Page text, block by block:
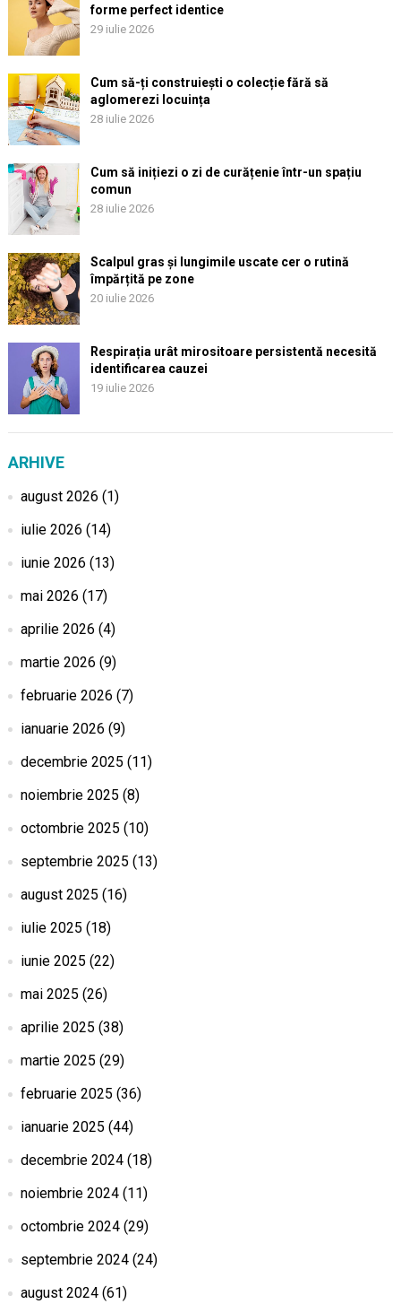
forme perfect identice
29 iulie 2026
Cum să-ți construiești o colecție fără să
aglomerezi locuința
28 iulie 2026
Cum să inițiezi o zi de curățenie într-un spațiu
comun
28 iulie 2026
Scalpul gras și lungimile uscate cer o rutină
împărțită pe zone
20 iulie 2026
Respirația urât mirositoare persistentă necesită
identificarea cauzei
19 iulie 2026
ARHIVE
august 2026 (1)
iulie 2026 (14)
iunie 2026 (13)
mai 2026 (17)
aprilie 2026 (4)
martie 2026 (9)
februarie 2026 (7)
ianuarie 2026 (9)
decembrie 2025 (11)
noiembrie 2025 (8)
octombrie 2025 (10)
septembrie 2025 (13)
august 2025 (16)
iulie 2025 (18)
iunie 2025 (22)
mai 2025 (26)
aprilie 2025 (38)
martie 2025 (29)
februarie 2025 (36)
ianuarie 2025 (44)
decembrie 2024(18)
noiembrie 2024(11)
octombrie 2024(29)
septembrie 2024(24)
august 2024(61)